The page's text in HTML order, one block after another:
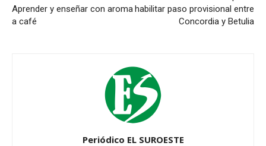
Aprender y enseñar con aroma
a café
habilitar paso provisional entre
Concordia y Betulia
Periódico EL SUROESTE